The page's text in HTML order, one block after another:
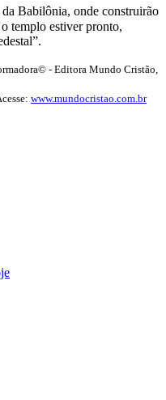
Babilônia, onde construirão
templo estiver pronto,
- Editora Mundo Cristão,
www.mundocristao.com.br